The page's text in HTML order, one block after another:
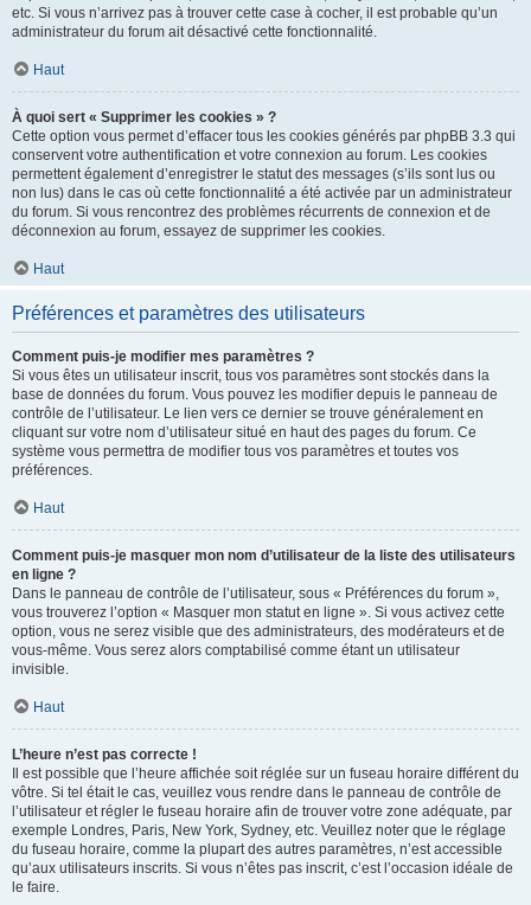
etc. Si vous n’arrivez pas à trouver cette case à cocher, il est probable qu’un
administrateur du forum ait désactivé cette fonctionnalité.
Haut
À quoi sert « Supprimer les cookies » ?
Cette option vous permet d’effacer tous les cookies générés par phpBB 3.3 qui
conservent votre authentification et votre connexion au forum. Les cookies
permettent également d’enregistrer le statut des messages (s’ils sont lus ou
non lus) dans le cas où cette fonctionnalité a été activée par un administrateur
du forum. Si vous rencontrez des problèmes récurrents de connexion et de
déconnexion au forum, essayez de supprimer les cookies.
Haut
Préférences et paramètres des utilisateurs
Comment puis-je modifier mes paramètres ?
Si vous êtes un utilisateur inscrit, tous vos paramètres sont stockés dans la
base de données du forum. Vous pouvez les modifier depuis le panneau de
contrôle de l’utilisateur. Le lien vers ce dernier se trouve généralement en
cliquant sur votre nom d’utilisateur situé en haut des pages du forum. Ce
système vous permettra de modifier tous vos paramètres et toutes vos
préférences.
Haut
Comment puis-je masquer mon nom d’utilisateur de la liste des utilisateurs
en ligne ?
Dans le panneau de contrôle de l’utilisateur, sous « Préférences du forum »,
vous trouverez l’option « Masquer mon statut en ligne ». Si vous activez cette
option, vous ne serez visible que des administrateurs, des modérateurs et de
vous-même. Vous serez alors comptabilisé comme étant un utilisateur
invisible.
Haut
L’heure n’est pas correcte !
Il est possible que l’heure affichée soit réglée sur un fuseau horaire différent du
vôtre. Si tel était le cas, veuillez vous rendre dans le panneau de contrôle de
l’utilisateur et régler le fuseau horaire afin de trouver votre zone adéquate, par
exemple Londres, Paris, New York, Sydney, etc. Veuillez noter que le réglage
du fuseau horaire, comme la plupart des autres paramètres, n’est accessible
qu’aux utilisateurs inscrits. Si vous n’êtes pas inscrit, c’est l’occasion idéale de
le faire.